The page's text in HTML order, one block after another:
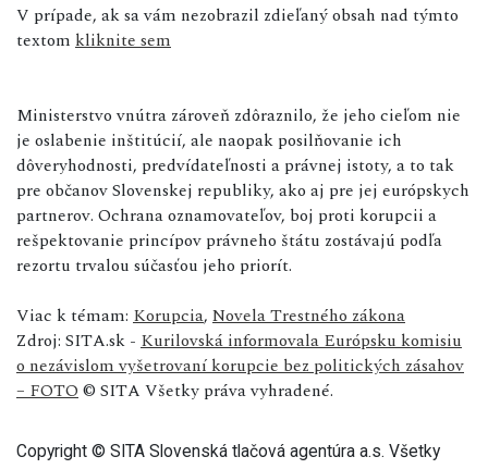
V prípade, ak sa vám nezobrazil zdieľaný obsah nad týmto
textom kliknite sem
Ministerstvo vnútra zároveň zdôraznilo, že jeho cieľom nie
je oslabenie inštitúcií, ale naopak posilňovanie ich
dôveryhodnosti, predvídateľnosti a právnej istoty, a to tak
pre občanov Slovenskej republiky, ako aj pre jej európskych
partnerov. Ochrana oznamovateľov, boj proti korupcii a
rešpektovanie princípov právneho štátu zostávajú podľa
rezortu trvalou súčasťou jeho priorít.
Viac k témam: Korupcia, Novela Trestného zákona
Zdroj: SITA.sk - Kurilovská informovala Európsku komisiu
o nezávislom vyšetrovaní korupcie bez politických zásahov
– FOTO © SITA Všetky práva vyhradené.
Copyright © SITA Slovenská tlačová agentúra a.s. Všetky